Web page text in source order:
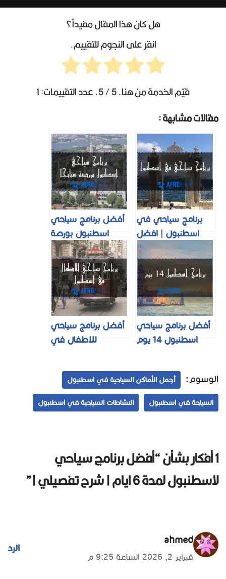
هل كان هذا المقال مفيداً؟
انقر على النجوم للتقييم.
قيّم الخدمة من هنا.5/ 5. عدد التقييمات:
1
مقالات مشابهة :
برنامج سياحي في
اسطنبول | افضل
برامج سياحية في
تركيا 2025
أفضل برنامج سياحي
اسطنبول بورصة
سبانجا |عرض مغري|
لعام 2025
أفضل برنامج سياحي
اسطنبول 14 يوم
أفضل برنامج سياحي
للاطفال في
الوسوم:
أجمل الأماكن السياحية في اسطنبول
السياحة في اسطنبول النشاطات السياحية في اسطنبول
1 أفكار بشأن “أفضل برنامج سياحي
لاسطنبول لمدة 6 ايام | شرح تفصيلي |”
ahmed
فبراير 2, 2026 الساعة 9:25 م
الرد